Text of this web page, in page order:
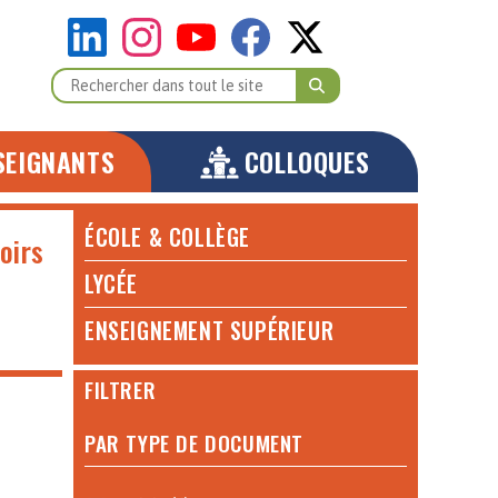
COLLOQUES
ÉCOLE & COLLÈGE
LYCÉE
ENSEIGNEMENT SUPÉRIEUR
FILTRER
PAR TYPE DE DOCUMENT